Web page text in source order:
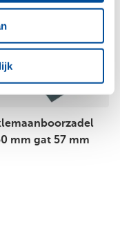
mm gat 57 mm